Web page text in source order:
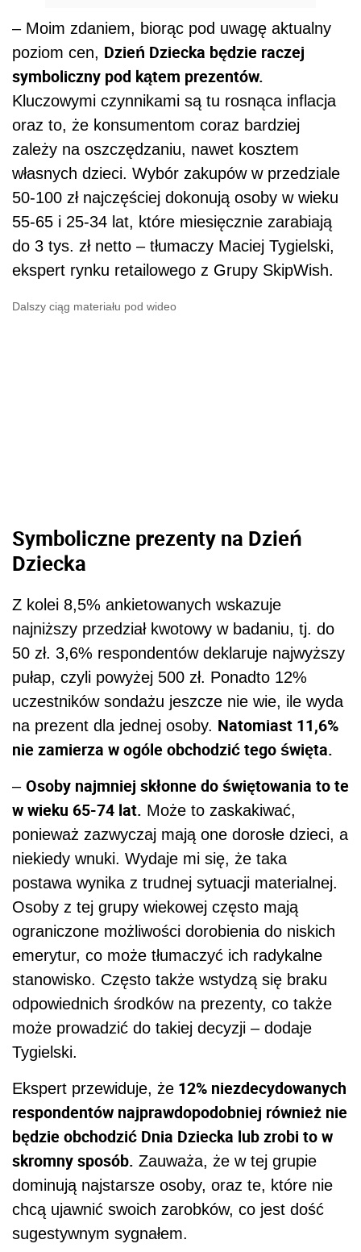
– Moim zdaniem, biorąc pod uwagę aktualny
poziom cen, Dzień Dziecka będzie raczej
symboliczny pod kątem prezentów.
Kluczowymi czynnikami są tu rosnąca inflacja
oraz to, że konsumentom coraz bardziej
zależy na oszczędzaniu, nawet kosztem
własnych dzieci. Wybór zakupów w przedziale
50-100 zł najczęściej dokonują osoby w wieku
55-65 i 25-34 lat, które miesięcznie zarabiają
do 3 tys. zł netto – tłumaczy Maciej Tygielski,
ekspert rynku retailowego z Grupy SkipWish.
Dalszy ciąg materiału pod wideo
Symboliczne prezenty na Dzień
Dziecka
Z kolei 8,5% ankietowanych wskazuje
najniższy przedział kwotowy w badaniu, tj. do
50 zł. 3,6% respondentów deklaruje najwyższy
pułap, czyli powyżej 500 zł. Ponadto 12%
uczestników sondażu jeszcze nie wie, ile wyda
na prezent dla jednej osoby. Natomiast 11,6%
nie zamierza w ogóle obchodzić tego święta.
– Osoby najmniej skłonne do świętowania to te
w wieku 65-74 lat. Może to zaskakiwać,
ponieważ zazwyczaj mają one dorosłe dzieci, a
niekiedy wnuki. Wydaje mi się, że taka
postawa wynika z trudnej sytuacji materialnej.
Osoby z tej grupy wiekowej często mają
ograniczone możliwości dorobienia do niskich
emerytur, co może tłumaczyć ich radykalne
stanowisko. Często także wstydzą się braku
odpowiednich środków na prezenty, co także
może prowadzić do takiej decyzji – dodaje
Tygielski.
Ekspert przewiduje, że 12% niezdecydowanych
respondentów najprawdopodobniej również nie
będzie obchodzić Dnia Dziecka lub zrobi to w
skromny sposób. Zauważa, że w tej grupie
dominują najstarsze osoby, oraz te, które nie
chcą ujawnić swoich zarobków, co jest dość
sugestywnym sygnałem.